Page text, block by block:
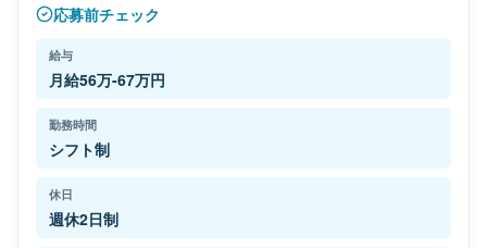
応募前チェック
給与
月給56万-67万円
勤務時間
シフト制
休日
週休2日制